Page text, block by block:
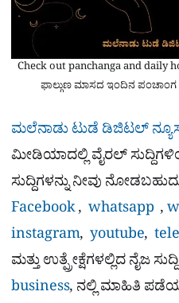
Check out panchanga and daily
ಫಾಲ್ಗುಣ ಮಾಸದ ಇಂದಿನ ಪಂಚಾಂಗ
ಮಲೆನಾಡು ಟುಡೆ ಡಿಜಿಟಲ್
ಮೀಡಿಯಾದಲ್ಲಿ ವೈರಲ್​
ಸುದ್ದಿಗಳನ್ನು ನೀವು
Facebook, whatsapp ,
instagram, youtube,
ಮತ್ತು ಉತ್ಪ್ರೇಕ್ಷೆಗಳಲ್ಲಿದ ನೈಜ
business, ನಲ್ಲಿ ಮಾಹಿತಿ